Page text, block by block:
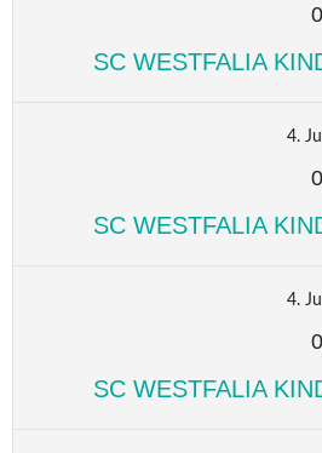
SC WESTFALIA
4.
SC WESTFALIA
4.
SC WESTFALIA